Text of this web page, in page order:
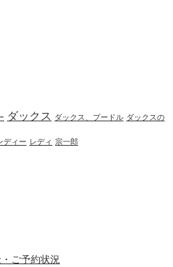
ダックス ダックス、プードル ダックスの
ディー レディ 宗一郎
ご予約状況